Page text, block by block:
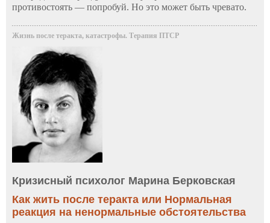
противостоять — попробуй. Но это может быть чревато.
Жизнь после теракта, катастрофы. Терапия ПТСР
Кризисный психолог Марина Берковская
Как жить после теракта или Нормальная
реакция на ненормальные обстоятельства